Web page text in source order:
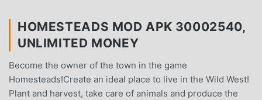
HOMESTEADS MOD APK 30002540,
UNLIMITED MONEY
Become the owner of the town in the game
Homesteads!Create an ideal place to live in the Wild West!
Plant and harvest, take care of animals and produce the